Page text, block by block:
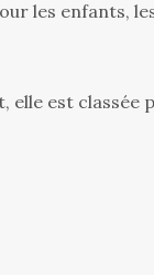
les enfants,
elle est classée